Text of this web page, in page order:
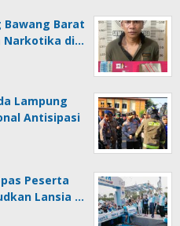
Bawang Barat
Narkotika di…
Lampung
Antisipasi
Peserta
Lansia …